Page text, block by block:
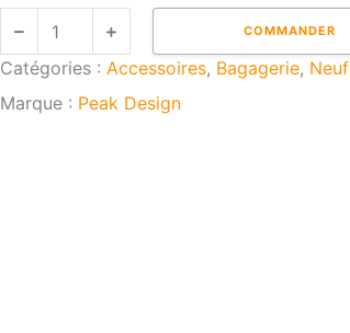
DESIGN
SLIDE
LITE
COMMANDER
Catégories : Accessoires, Bagagerie, Neuf
Marque : Peak Design